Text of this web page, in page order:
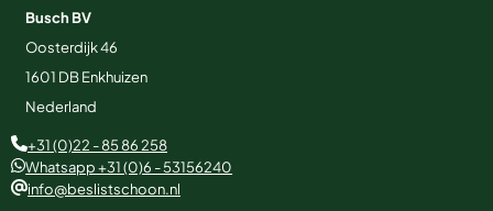
Busch BV
Oosterdijk 46
1601 DBEnkhuizen
Nederland
+31 (0)22 - 85 86 258
Whatsapp +31 (0)6 - 53156240
info@beslistschoon.nl